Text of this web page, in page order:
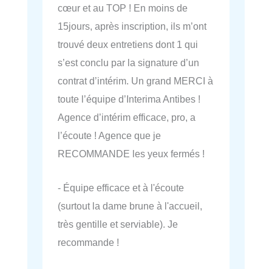
cœur et au TOP ! En moins de
15jours, après inscription, ils m’ont
trouvé deux entretiens dont 1 qui
s’est conclu par la signature d’un
contrat d’intérim. Un grand MERCI à
toute l’équipe d’Interima Antibes !
Agence d’intérim efficace, pro, a
l’écoute ! Agence que je
RECOMMANDE les yeux fermés !
- Équipe efficace et à l'écoute
(surtout la dame brune à l'accueil,
très gentille et serviable). Je
recommande !